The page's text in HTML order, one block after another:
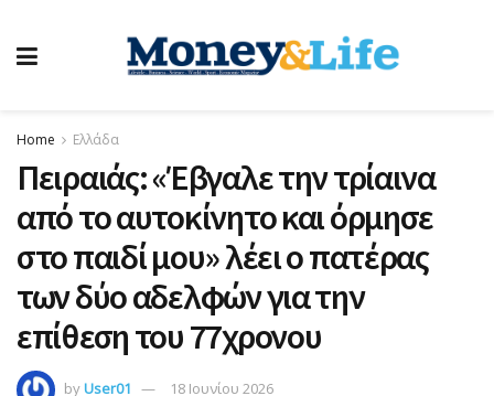
Home Ελλάδα
Πειραιάς: «Έβγαλε την τρίαινα
από το αυτοκίνητο και όρμησε
στο παιδί μου» λέει ο πατέρας
των δύο αδελφών για την
επίθεση του 77χρονου
byUser01 18 Ιουνίου 2026